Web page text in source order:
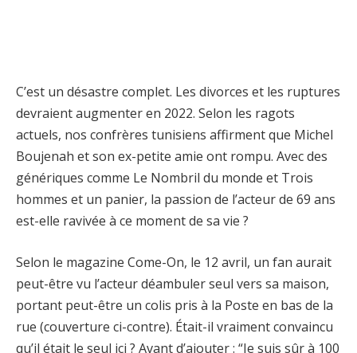
C’est un désastre complet. Les divorces et les ruptures
devraient augmenter en 2022. Selon les ragots
actuels, nos confrères tunisiens affirment que Michel
Boujenah et son ex-petite amie ont rompu. Avec des
génériques comme Le Nombril du monde et Trois
hommes et un panier, la passion de l’acteur de 69 ans
est-elle ravivée à ce moment de sa vie ?
Selon le magazine Come-On, le 12 avril, un fan aurait
peut-être vu l’acteur déambuler seul vers sa maison,
portant peut-être un colis pris à la Poste en bas de la
rue (couverture ci-contre). Était-il vraiment convaincu
qu’il était le seul ici ? Avant d’ajouter : “Je suis sûr à 100